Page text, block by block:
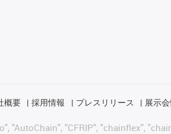
概要 採用情報 プレスリリース 展示
"AutoChain", "CFRIP", "chainflex",